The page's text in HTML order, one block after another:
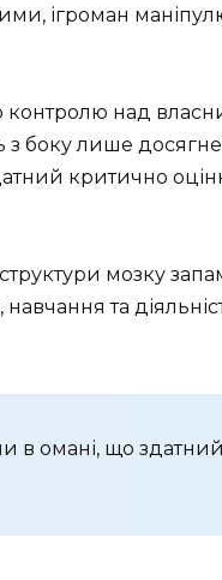
ігроман
над
боку лише
критично
мозку
та
омані, що